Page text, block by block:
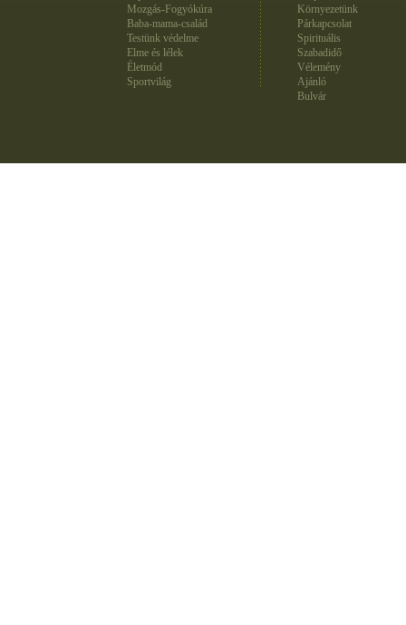
Mozgás-Fogyókúra
Baba-mama-család
Testünk védelme
Elme és lélek
Életmód
Sportvilág
Környezetünk
Párkapcsolat
Spirituális
Szabadidő
Vélemény
Ajánló
Bulvár